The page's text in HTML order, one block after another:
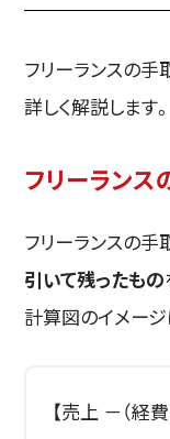
フリーランスの
詳しく解説します。
フリーラン
フリーランスの手
引いて残ったもの
計算図のイメージ
【売上 －（経